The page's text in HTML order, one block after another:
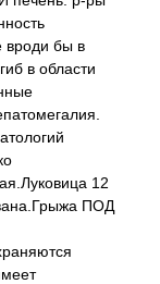
вроди бы в
в области
12
ПОД